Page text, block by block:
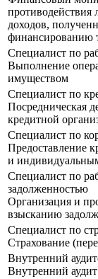
доходов,
Специалист по
Выполнение
имуществом
Специалист по
Посредническая
кредитной
Специалист по
Предоставление
и
Специалист по
задолженностью
Организация и
взысканию
Специалист по
Страхование
Внутренний
Внутренний аудит